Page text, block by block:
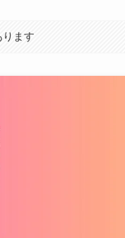
ります